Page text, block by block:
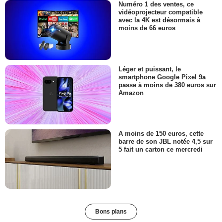
Numéro 1 des ventes, ce
vidéoprojecteur compatible
avec la 4K est désormais à
moins de 66 euros
Léger et puissant, le
smartphone Google Pixel 9a
passe à moins de 380 euros sur
Amazon
A moins de 150 euros, cette
barre de son JBL notée 4,5 sur
5 fait un carton ce mercredi
Bons plans